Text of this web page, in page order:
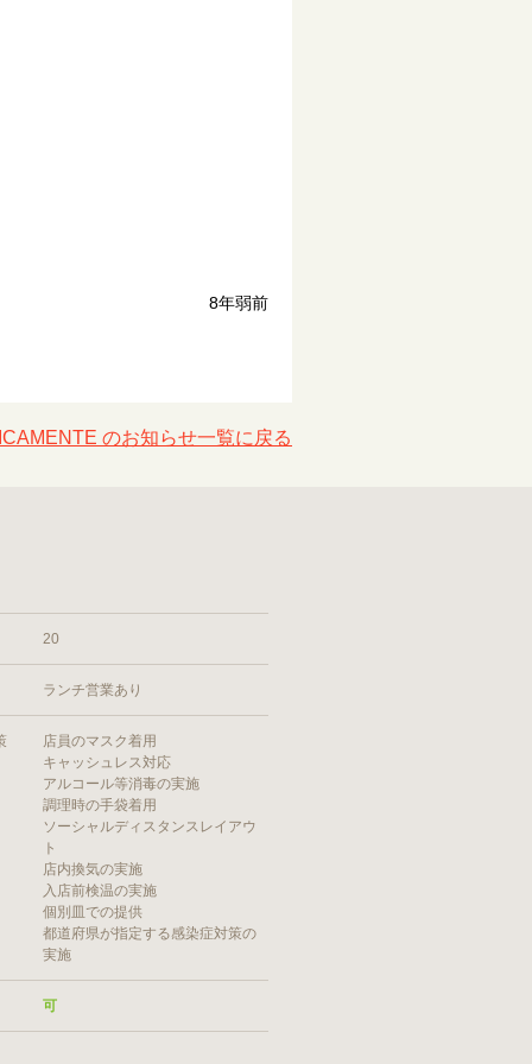
8年弱前
のお知らせ一覧に戻る
20
ランチ営業あり
店員のマスク着用
キャッシュレス対応
アルコール等消毒の実施
調理時の手袋着用
ソーシャルディスタンスレイアウ
ト
店内換気の実施
入店前検温の実施
個別皿での提供
都道府県が指定する感染症対策の
実施
可